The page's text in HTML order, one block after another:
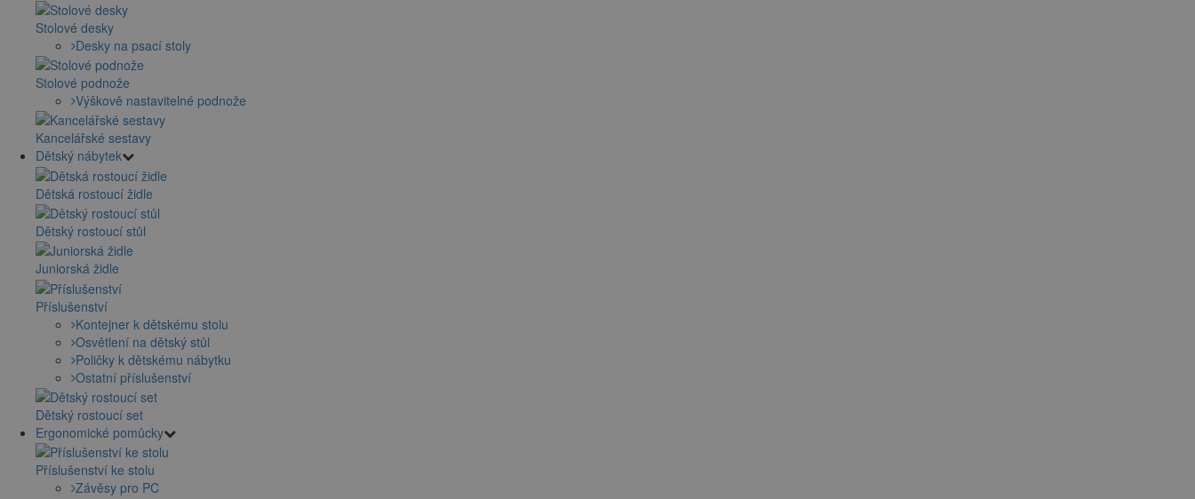
Stolové desky
Desky na psací stoly
Stolové podnože
Výškově nastavitelné podnože
Kancelářské sestavy
Dětský nábytek
Dětská rostoucí židle
Dětský rostoucí stůl
Juniorská židle
Příslušenství
Kontejner k dětskému stolu
Osvětlení na dětský stůl
Poličky k dětskému nábytku
Ostatní příslušenství
Dětský rostoucí set
Ergonomické pomůcky
Příslušenství ke stolu
Závěsy pro PC